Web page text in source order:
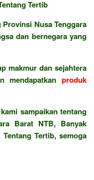
Tertib
Nusa Tenggara
dan bernegara yang
makmur dan sejahtera
mendapatkanproduk
sampaikan tentang
Barat NTB, Banyak
Tertib, semoga